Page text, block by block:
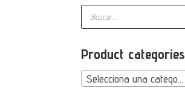
Búsqueda
productos
Product categories
Selecciona una categoría